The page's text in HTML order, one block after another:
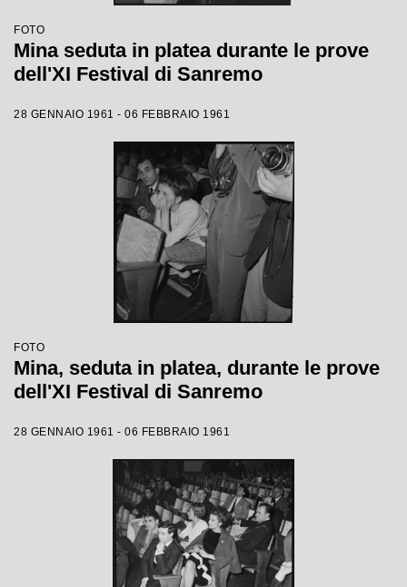
FOTO
Mina seduta in platea durante le prove
dell'XI Festival di Sanremo
28 GENNAIO 1961 - 06 FEBBRAIO 1961
FOTO
Mina, seduta in platea, durante le prove
dell'XI Festival di Sanremo
28 GENNAIO 1961 - 06 FEBBRAIO 1961